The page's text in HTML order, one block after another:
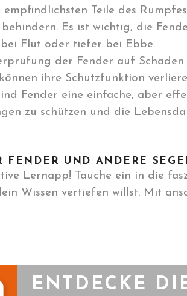
Teile des
Es ist wichtig, die
bei Flut oder tiefer bei Ebbe.
der Fender auf
ihre Schutzfunktion
Fender eine einfache, aber
zu schützen und die
FENDER UND ANDERE
Lernapp! Tauche ein in die
Wissen vertiefen willst. Mit
ENTDECKE